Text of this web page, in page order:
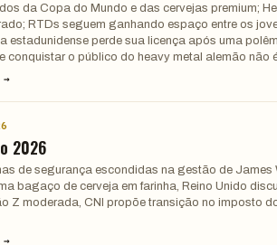
da Copa do Mundo e das cervejas premium;
RTDs seguem ganhando espaço entre os
estadunidense perde sua licença após uma
conquistar o público do heavy metal alemão não
→
2026
de segurança escondidas na gestão de James
bagaço de cerveja em farinha, Reino Unido
Z moderada, CNI propõe transição no imposto
→